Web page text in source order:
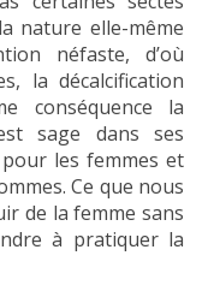
nature elle-même
néfaste, d’où
la décalcification
conséquence la
sage dans ses
les femmes et
Ce que nous
de la femme sans
à pratiquer la